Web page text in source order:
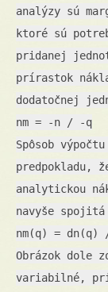
analýzy sú
ktoré sú
pridanej
prírastok
dodatočnej
nm = -n / -q
Spôsob
predpokladu,
analytickou
navyše
nm(q) = dn(q)
Obrázok dole
variabilné,